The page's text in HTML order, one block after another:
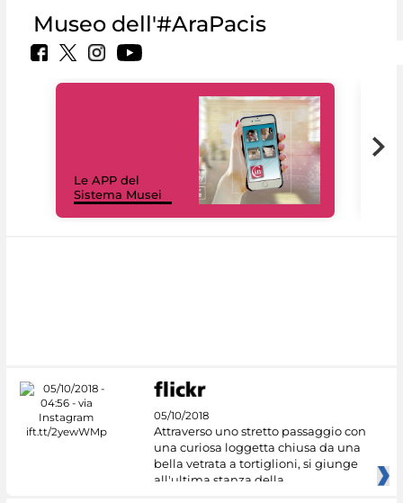
Museo dell'#AraPacis
Le APP del
Sistema Musei
05/10/2018
Attraverso uno stretto passaggio con
una curiosa loggetta chiusa da una
bella vetrata a tortiglioni, si giunge
all'ultima stanza della